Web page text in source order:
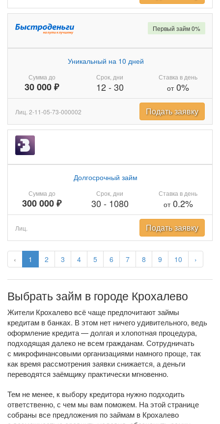
‹ 1 2 3 4 5 6 7 8 9 10 ›
Сумма до
30 000 ₽
Уникальный на 10 дней
Срок, дни
12- 30
Ставка в день
от0%
Первый займ 0%
Лиц. 2-11-05-73-000002 Подать заявку
Сумма до
300 000 ₽
Долгосрочный займ
Срок, дни
30 - 1080
Ставка в день
от0.2%
Лиц. Подать заявку
Выбрать займ в городе Крохалево
Жители Крохалево всё чаще предпочитают займы
кредитам в банках. В этом нет ничего удивительного, ведь
оформление кредита — долгая и хлопотная процедура,
подходящая далеко не всем гражданам. Сотрудничать
с микрофинансовыми организациями намного проще, так
как время рассмотрения заявки снижается, а деньги
переводятся заёмщику практически мгновенно.
Тем не менее, к выбору кредитора нужно подходить
ответственно, с чем мы вам поможем. На этой странице
собраны все предложения по займам в Крохалево